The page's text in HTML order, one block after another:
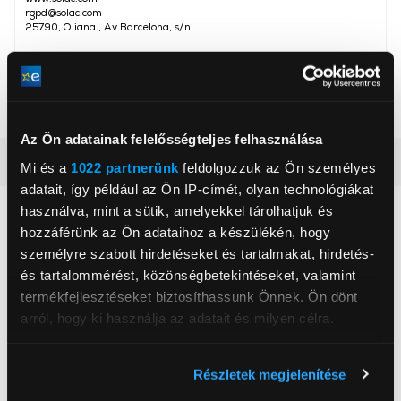
Az Ön adatainak felelősségteljes felhasználása
Mi és a 1022 partnerünk feldolgozzuk az Ön személyes
adatait, így például az Ön IP-címét, olyan technológiákat
használva, mint a sütik, amelyekkel tárolhatjuk és
hozzáférünk az Ön adataihoz a készülékén, hogy
személyre szabott hirdetéseket és tartalmakat, hirdetés-
és tartalommérést, közönségbetekintéseket, valamint
termékfejlesztéseket biztosíthassunk Önnek. Ön dönt
arról, hogy ki használja az adatait és milyen célra.
Részletek megjelenítése
rgpd@solac.com
25790, Oliana , Av.Barcelona, s/n
Víztartály mérete
Részletes ismertető
Neked ajánljuk